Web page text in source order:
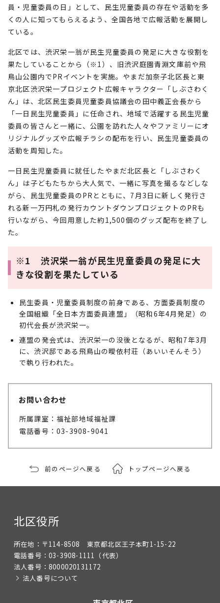
員・児童委員の日」として、民生児童委員の存在や活動を多
くの人に知ってもらえるよう、全国各地で広報活動を展開し
ている。
北区では、渋沢栄一翁が民生児童委員の発足に大きな役割を
果たしていることから（※1）、旧渋沢庭園青淵文庫前や飛
鳥山公園内でPRイベントを実施。やまだ加奈子北区長と東
京北区渋沢栄一プロジェクト広報キャラクター「しぶさわく
ん」は、北区民生委員児童委員協議会の田中義正会長から
「一日民生児童委員」に任命され、地域で活躍する民生児童
委員の皆さんと一緒に、公園を訪れた人々やファミリーにオ
リジナルグッズや広報チラシの配布を行い、民生児童委員の
活動を周知した。
一日民生児童委員に就任したやまだ北区長と「しぶさわく
ん」は子どもたちから大人気で、一緒に写真を撮るなどしな
がら、民生児童委員のPRとともに、7月3日に新しく発行さ
れる新一万円札の発行カウントダウンプロジェクトのPRも
行いながら、今回用意した約1,500個のグッズ配布を終了し
た。
※1 渋沢栄一翁が民生児童委員の発足に大
きな役割を果たしている
民生委員・児童委員制度の前身である、方面委員制度の
全国組織「全日本方面委員連盟」（昭和6年4月発足）の
初代会長が渋沢栄一。
連盟の発会式は、渋沢栄一の没後となるが、昭和7年3月
に、渋沢邸である飛鳥山の曖依村荘（あいいそんそう）
で執り行われた。
お問い合わせ
所属課室：福祉部地域福祉課
電話番号：03-3908-9041
前のページへ戻る トップページへ戻る
北区役所
所在地： 〒114-8508 東京都北区王子本町1-15-22
電話番号： 03-3908-1111 （代表）
法人番号： 8000020131172
法人番号について